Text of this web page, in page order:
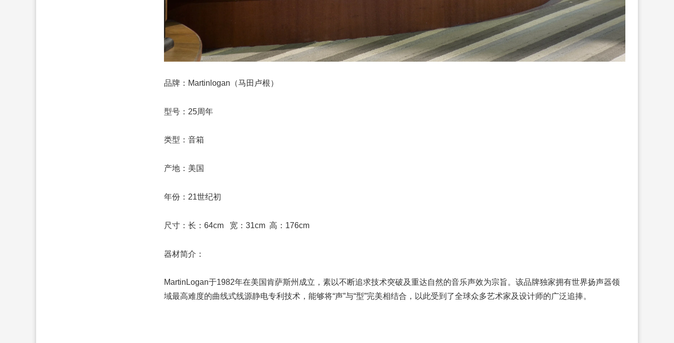
品牌：Martinlogan（马田卢根）
型号：25周年
类型：音箱
产地：美国
年份：21世纪初
尺寸：长：64cm 宽：31cm 高：176cm
器材简介：
MartinLogan于1982年在美国肯萨斯州成立，素以不断追求技术突破及重达自然的音乐声效为宗旨。该品牌独家拥有世界扬声器领
域最高难度的曲线式线源静电专利技术，能够将“声”与“型”完美相结合，以此受到了全球众多艺术家及设计师的广泛追捧。